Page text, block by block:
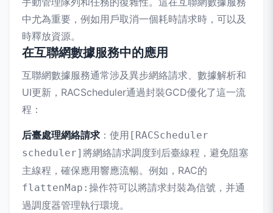
中尤為重要，例如用戶取消一個耗時請求時，可以及
時釋放資源。
在互聯網數據服務中的應用
互聯網數據服務通常涉及異步網絡請求、數據解析和
UI更新，RACScheduler通過封裝GCD優化了這一流
程：
后臺處理網絡請求 ：使用 [RACScheduler
scheduler] 將網絡請求調度到后臺線程，避免阻塞
主線程，確保應用響應流暢。例如，RAC的
flattenMap: 操作符可以將請求封裝為信號，并通
過調度器管理執行環境。